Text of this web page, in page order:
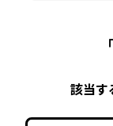
「
該当す